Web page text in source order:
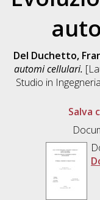
Del Duchetto,
automi cellulari.
Studio in
Salva